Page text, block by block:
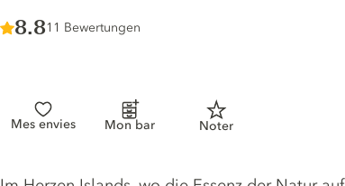
Score :
8.8/ 10
11 Bewertungen
Mes envies Mon bar Noter